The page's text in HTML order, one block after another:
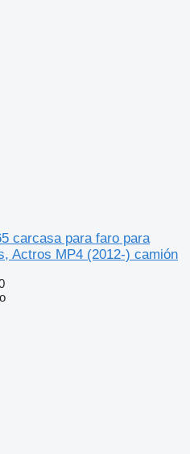
carcasa para faro para
Actros MP4 (2012-) camión